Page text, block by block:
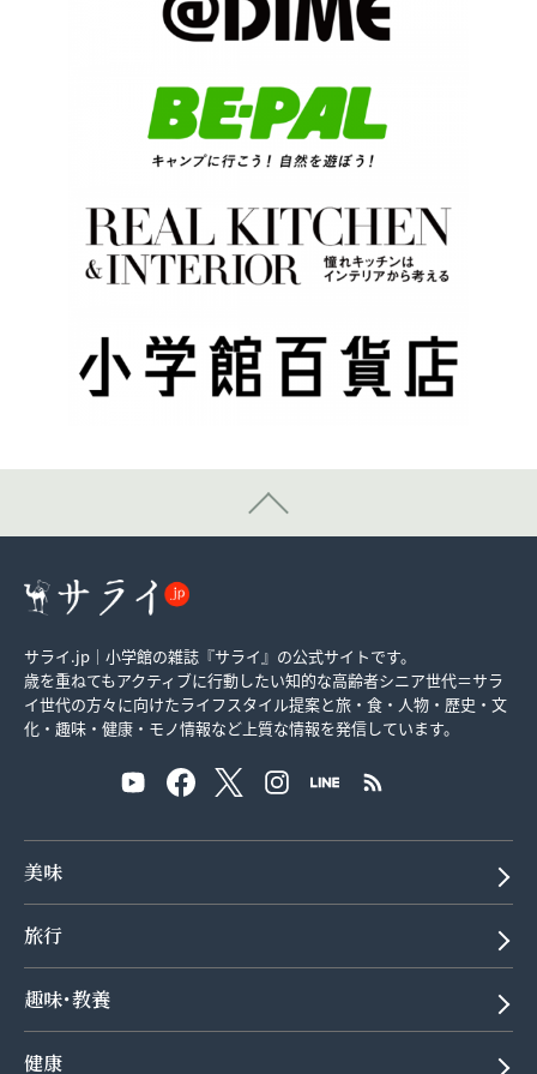
サライ.jp｜小学館の雑誌『サライ』の公式サイトです。
歳を重ねてもアクティブに行動したい知的な高齢者シニア世代＝サラ
イ世代の方々に向けたライフスタイル提案と旅・食・人物・歴史・文
化・趣味・健康・モノ情報など上質な情報を発信しています。
美味
旅行
趣味･教養
健康